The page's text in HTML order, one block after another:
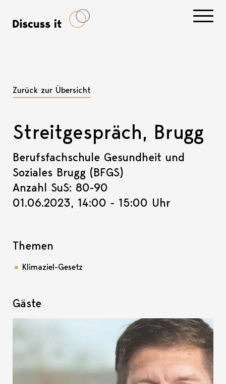
Zurück zur Übersicht
Streitgespräch, Brugg
Berufsfachschule Gesundheit und
Soziales Brugg (BFGS)
Anzahl SuS: 80-90
01.06.2023, 14:00 - 15:00 Uhr
Themen
Klimaziel-Gesetz
Gäste